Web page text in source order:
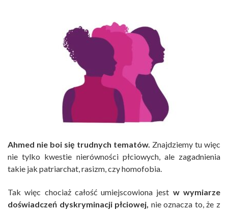
Ahmed nie boi się trudnych tematów. Znajdziemy tu więc
nie tylko kwestie nierówności płciowych, ale zagadnienia
takie jak patriarchat, rasizm, czy homofobia.
Tak więc chociaż całość umiejscowiona jest w wymiarze
doświadczeń dyskryminacji płciowej, nie oznacza to, że z